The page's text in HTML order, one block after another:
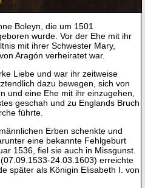
Boleyn, die um 1501
wurde. Vor der Ehe mit ihr
mit ihrer Schwester Mary,
Aragón verheiratet war.
Liebe und war ihr zeitweise
dazu bewegen, sich von
und eine Ehe mit ihr einzugehen,
geschah und zu Englands Bruch
führte.
Erben schenkte und
eine bekannte Fehlgeburt
1536, fiel sie auch in Missgunst.
24.03.1603) erreichte
später als Königin Elisabeth I. von